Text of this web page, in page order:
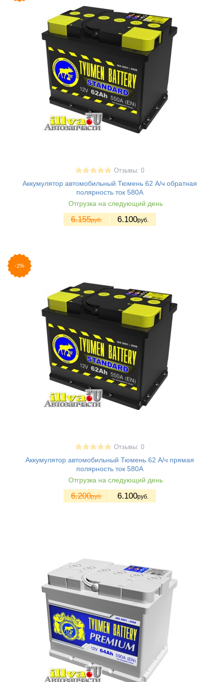
Отзывы: 0
Аккумулятор автомобильный Тюмень 62 А/ч обратная
полярность ток 580A
Отгрузка на следующий день
6.155руб. 6.100руб.
-2%
Отзывы: 0
Аккумулятор автомобильный Тюмень 62 А/ч прямая
полярность ток 580A
Отгрузка на следующий день
6.200руб. 6.100руб.